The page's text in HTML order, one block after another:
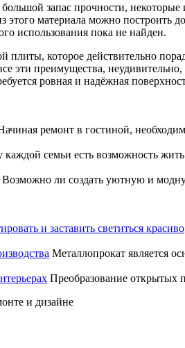
запас прочности,
материала можно построить
использования пока не найден.
плиты, которое действительно
эти преимущества,
ровная и надёжная
ремонт в гостиной,
каждой семьи есть возможность
Возможно ли создать уютную и
и заставить светиться красиво
Металлопрокат является
Преобразование открытых
и дизайне